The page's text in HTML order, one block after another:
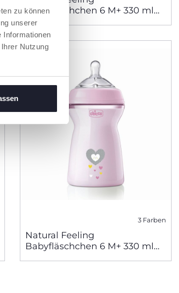
zu können
unserer
Informationen
Nutzung
Babyfläschchen 6 M+ 330 ml
schneller Fluss
3 Farben
Natural Feeling
Babyfläschchen 6 M+ 330 ml